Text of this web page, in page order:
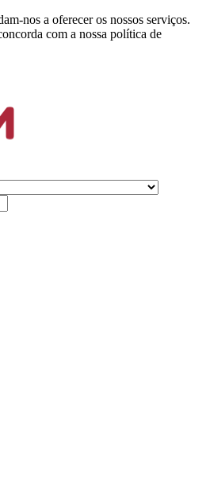
nos a oferecer os nossos serviços.
com a nossa política de